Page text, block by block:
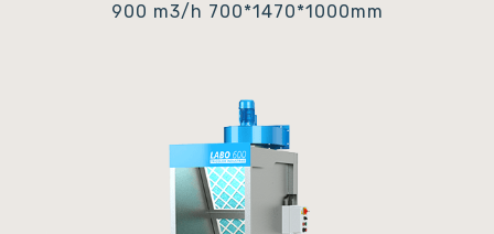
900 m3/h 700*1470*1000mm